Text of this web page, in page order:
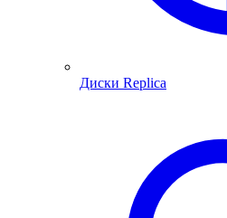
Диски Replica